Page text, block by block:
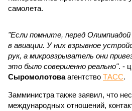
самолета.
"Если помните, перед
в авиации. У них взрывное
рук, а микровзрыватель они
это было совершенно реально". -
Сыромолотоваагентство ТАСС.
Замминистра также заявил, что
международных отношений,